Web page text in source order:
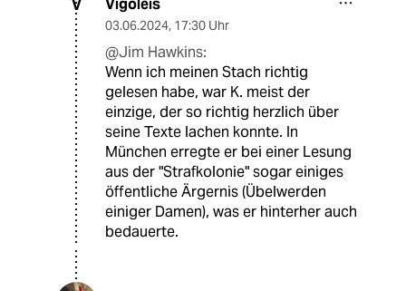
V Vigoleis
03.06.2024, 17:30 Uhr
@Jim Hawkins:
Wenn ich meinen Stach richtig
gelesen habe, war K. meist der
einzige, der so richtig herzlich über
seine Texte lachen konnte. In
München erregte er bei einer Lesung
aus der "Strafkolonie" sogar einiges
öffentliche Ärgernis (Übelwerden
einiger Damen), was er hinterher auch
bedauerte.